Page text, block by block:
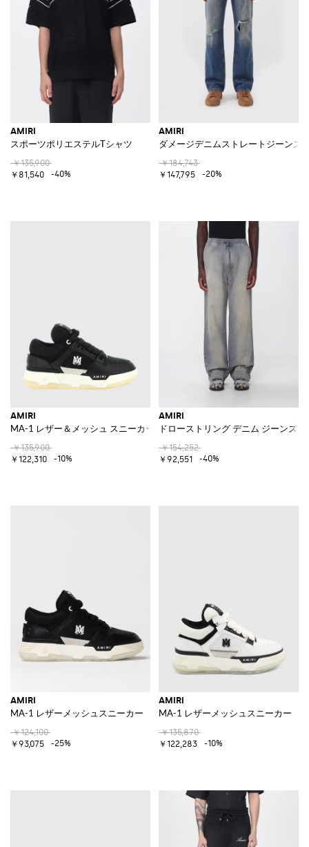
AMIRI
スポーツポリエステルTシャツ
￥135,900
￥81,540
-40%
AMIRI
ダメージデニムストレートジーンズ
￥184,743
￥147,795
-20%
AMIRI
MA-1 レザー＆メッシュ スニーカー
￥135,900
￥122,310
-10%
AMIRI
ドローストリング デニム ジーンズ
￥154,252
￥92,551
-40%
AMIRI
MA-1 レザーメッシュスニーカー
￥124,100
￥93,075
-25%
AMIRI
MA-1 レザーメッシュスニーカー
￥135,870
￥122,283
-10%